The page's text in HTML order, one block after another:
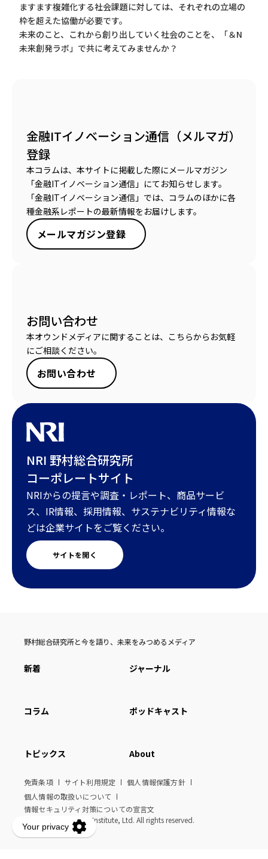
ますます複雑化する社会課題に対しては、それぞれの立場の
枠を超えた協働が必要です。
未来のこと、これから創り出していく社会のことを、「＆N
未来創発ラボ」で共に考えてみませんか？
金融ITイノベーション通信（メルマガ）
登録
本コラムは、本サイトに掲載した際にメールマガジン
「金融ITイノベーション通信」にてお知らせします。
「金融ITイノベーション通信」では、コラムのほかに各
種金融系レポートの最新情報をお届けします。
メールマガジン登録
お問い合わせ
本オウンドメディアに関することは、こちらからお気軽
にご相談ください。
お問い合わせ
NRI 野村総合研究所
コーポレートサイト
NRIからの提言や調査・レポート、商品サービ
ス、IR情報、採用情報、サステナビリティ情報な
どは企業サイトをご覧ください。
サイトを開く
野村総合研究所と今を語り、未来をみつめるメディア
新着 ジャーナル
コラム ポッドキャスト
トピックス About
免責条項 サイト利用規定
個人情報保護方針
個人情報の取扱いについて
情報セキュリティ対策についての宣言文
© Nomura Research Institute, Ltd. All rights reserved.